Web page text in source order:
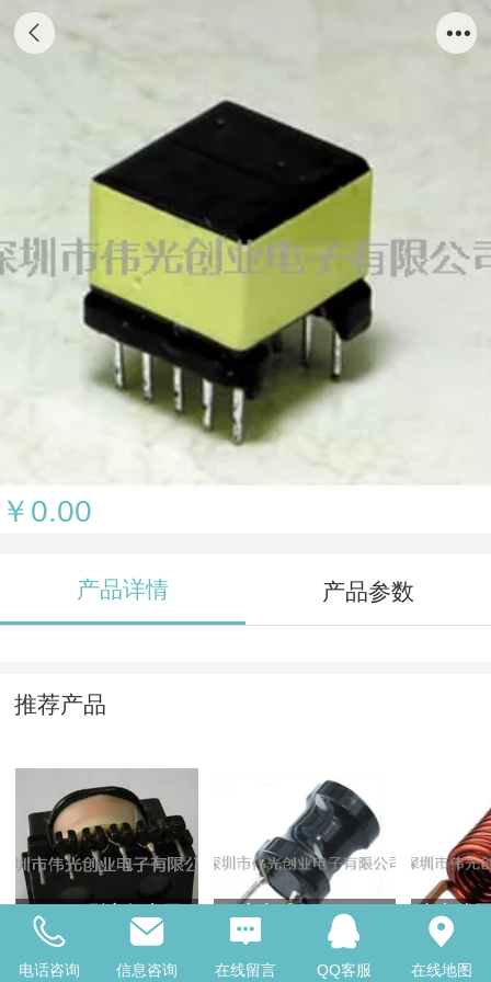
EPC13型高频变压器系列
￥0.00
产品详情 产品参数
推荐产品
EC2820型高频变压
器系列
空心线
电话咨询 信息咨询 在线留言 QQ客服 在线地图